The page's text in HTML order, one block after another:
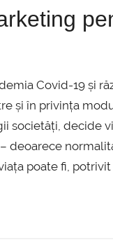
Covid-19 și
și în privința
societăți, decide
deoarece
poate fi,